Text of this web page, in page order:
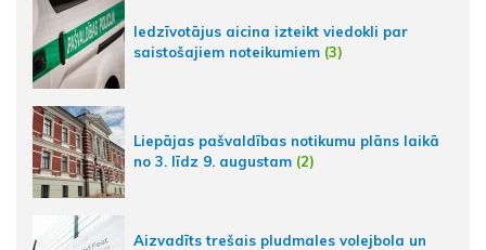
Iedzīvotājus aicina izteikt viedokli par
saistošajiem noteikumiem (3)
Liepājas pašvaldības notikumu plāns laikā
no 3. līdz 9. augustam (2)
Aizvadīts trešais pludmales volejbola un